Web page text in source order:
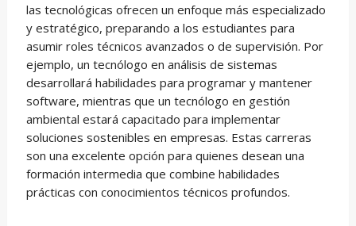
las tecnológicas ofrecen un enfoque más especializado
y estratégico, preparando a los estudiantes para
asumir roles técnicos avanzados o de supervisión. Por
ejemplo, un tecnólogo en análisis de sistemas
desarrollará habilidades para programar y mantener
software, mientras que un tecnólogo en gestión
ambiental estará capacitado para implementar
soluciones sostenibles en empresas. Estas carreras
son una excelente opción para quienes desean una
formación intermedia que combine habilidades
prácticas con conocimientos técnicos profundos.